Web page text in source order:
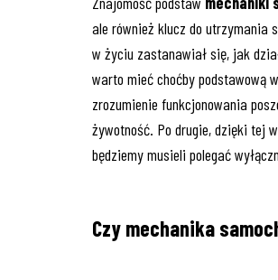
ale również klucz do utrzymania
w życiu zastanawiał się, jak
warto mieć choćby podstawową
zrozumienie funkcjonowania
żywotność. Po drugie, dzięki tej
będziemy musieli polegać
Czy mechanika